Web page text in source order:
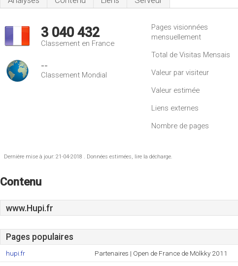
3 040 432
Classement en France
--
Classement Mondial
Pages visionnées
mensuellement
Total de Visitas Mensais
Valeur par visiteur
Valeur estimée
Liens externes
Nombre de pages
Dernière mise à jour: 21-04-2018 . Données estimées, lire la décharge.
Contenu
www.Hupi.fr
Pages populaires
hupi.fr Partenaires | Open de France de Mölkky 2011